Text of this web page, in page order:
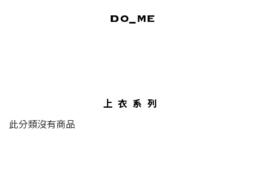
上衣系列
此分類沒有商品